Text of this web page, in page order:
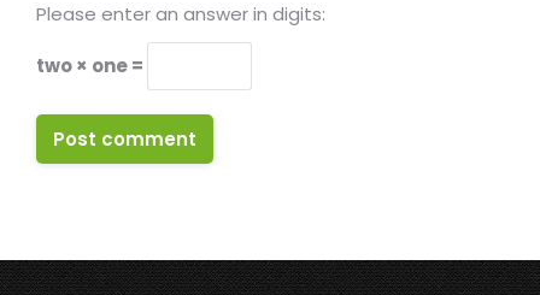
Please enter an answer in digits:
two × one =
Post comment